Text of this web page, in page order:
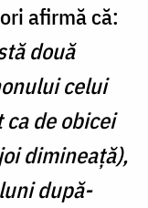
afirmă că:
două
celui
de obicei
dimineaţă),
după-